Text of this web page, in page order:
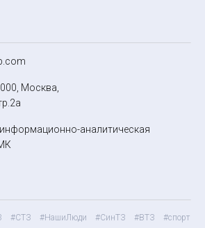
Москва,
аналитическая
#СТЗ #НашиЛюди #СинТЗ #ВТЗ #спорт